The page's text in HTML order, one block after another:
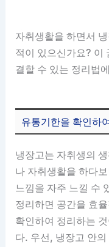
자취생활을 하면서
적이 있으신가요? 이
결할 수 있는 정리법
유통기한을 확인하
냉장고는 자취생의
나 자취생활을 하다
느낌을 자주 느낄 수
정리하면 공간을 효
확인하여 정리하는
다. 우선, 냉장고 안